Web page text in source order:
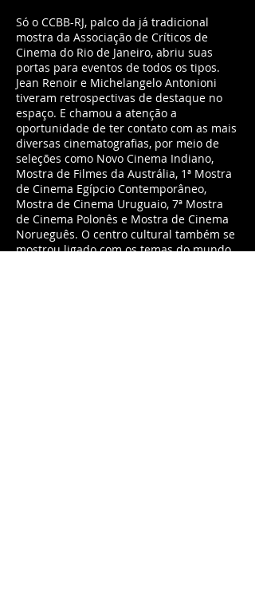
Só o CCBB-RJ, palco da já tradicional
mostra da Associação de Críticos de
Cinema do Rio de Janeiro, abriu suas
portas para eventos de todos os tipos.
Jean Renoir e Michelangelo Antonioni
tiveram retrospectivas de destaque no
espaço. E chamou a atenção a
oportunidade de ter contato com as mais
diversas cinematografias, por meio de
seleções como Novo Cinema Indiano,
Mostra de Filmes da Austrália, 1ª Mostra
de Cinema Egípcio Contemporâneo,
Mostra de Cinema Uruguaio, 7ª Mostra
de Cinema Polonês e Mostra de Cinema
Norueguês. O centro cultural também se
mostrou ligado com os temas do mundo